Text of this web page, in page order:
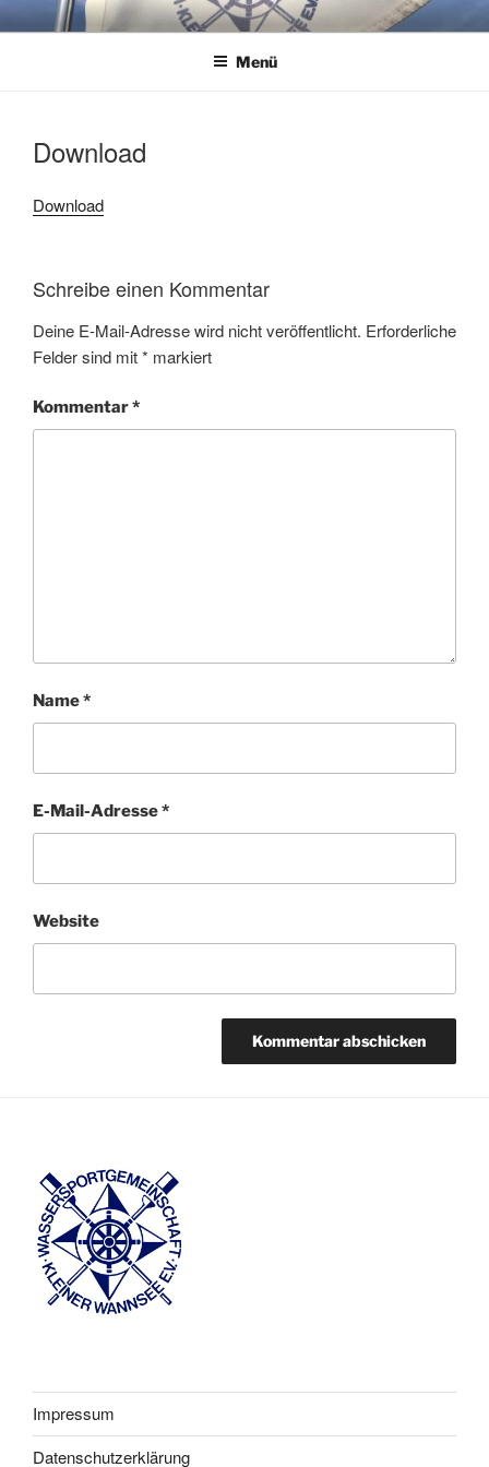
Zum
InhaltWSG KLEINER WANNSEE E.V.
Immer eine handbreit Wasser unterm Kiel.
Menü
Download
Download
Schreibe einen Kommentar
Deine E-Mail-Adresse wird nicht veröffentlicht. Erforderliche
Felder sind mit* markiert
Kommentar*
Name*
E-Mail-Adresse*
Website
Impressum
Datenschutzerklärung